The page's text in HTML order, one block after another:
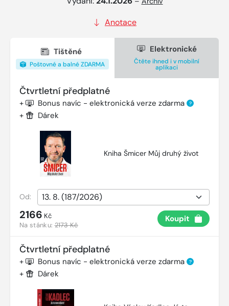
Anotace
Tištěné
Poštovné a balné ZDARMA
Elektronické
Čtěte ihned i v mobilní
aplikaci
Čtvrtletní předplatné
+ Bonus navíc - elektronická verze zdarma ?
+ Dárek
Kniha Šmicer Můj druhý život
Od:
2166 Kč
Na stánku:2173 Kč
Koupit
Čtvrtletní předplatné
+ Bonus navíc - elektronická verze zdarma ?
+ Dárek